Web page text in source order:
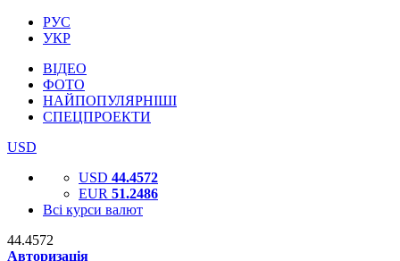
РУС
УКР
ВІДЕО
ФОТО
НАЙПОПУЛЯРНІШІ
СПЕЦПРОЕКТИ
USD
USD 44.4572
EUR 51.2486
Всі курси валют
44.4572
Авторизація